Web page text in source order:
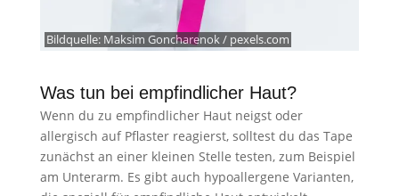
Bildquelle: Maksim Goncharenok / pexels.com
Was tun bei empfindlicher Haut?
Wenn du zu empfindlicher Haut neigst oder
allergisch auf Pflaster reagierst, solltest du das Tape
zunächst an einer kleinen Stelle testen, zum Beispiel
am Unterarm. Es gibt auch hypoallergene Varianten,